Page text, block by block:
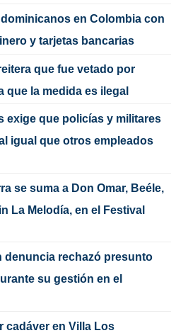
en Colombia con
y tarjetas bancarias
que fue vetado por
que la medida es ilegal
exige que policías y militares
igual que otros empleados
se suma a Don Omar, Beéle,
La Melodía, en el Festival
denuncia rechazó presunto
su gestión en el
cadáver en Villa Los